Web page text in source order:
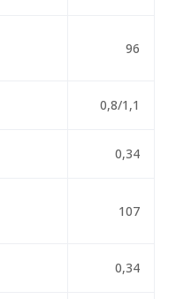
96
0,8/1,1
0,34
107
0,34